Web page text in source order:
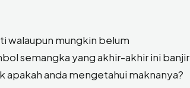
walaupun mungkin belum
semangka yang akhir-akhir ini banjir
apakah anda mengetahui maknanya?